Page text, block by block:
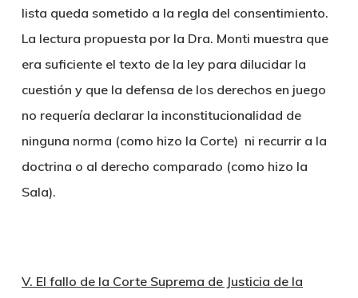
lista queda sometido a la regla del consentimiento.
La lectura propuesta por la Dra. Monti muestra que
era suficiente el texto de la ley para dilucidar la
cuestión y que la defensa de los derechos en juego
no requería declarar la inconstitucionalidad de
ninguna norma (como hizo la Corte) ni recurrir a la
doctrina o al derecho comparado (como hizo la
Sala).
V. El fallo de la Corte Suprema de Justicia de la